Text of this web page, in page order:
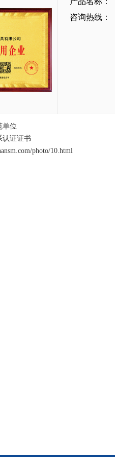
咨询热线：
单位
认证证书
photo/10.html